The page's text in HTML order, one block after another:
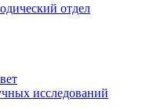
отдел
исследований